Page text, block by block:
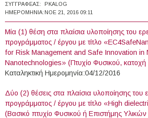
ΣΥΓΓΡΑΦΈΑΣ:
PKALOG
ΗΜΕΡΟΜΗΝΊΑ: ΝΟΕ 21, 2016 09:11
Μία (1) θέση στα πλαίσια υλοποίησης του
προγράμματος / έργου με τίτλο
for Risk Management and Safe Innovation in
Nanotechnologies» (Πτυχίο Φυσικού, κατοχή
Καταληκτική Ημερομηνία:04/12/2016
Δύο (2) θέσεις στα πλαίσια υλοποίησης του
προγράμματος / έργου με τίτλο «High
(Βασικό πτυχίο Φυσικού ή Επιστήμης